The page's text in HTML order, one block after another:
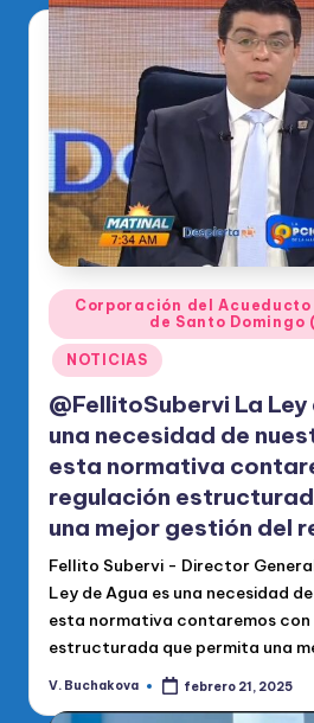
Publicado
en
Corporación del
de Santo Domingo
NOTICIAS
@FellitoSubervi La
una necesidad de
esta normativa
regulación
una mejor gestión del
Fellito Subervi - Director
Ley de Agua es una necesidad
esta normativa contaremos con
estructurada que permita una
Publicado
V. Buchakova febrero 21, 2025